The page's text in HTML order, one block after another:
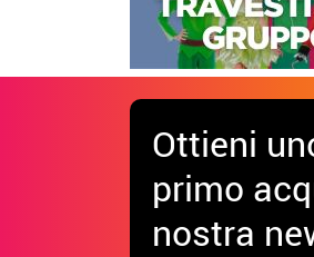
Ottieni
primo
nostra